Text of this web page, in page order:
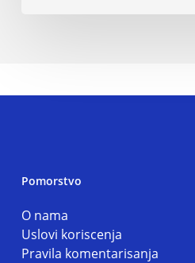
Pomorstvo
O nama
Uslovi koriscenja
Pravila komentarisanja